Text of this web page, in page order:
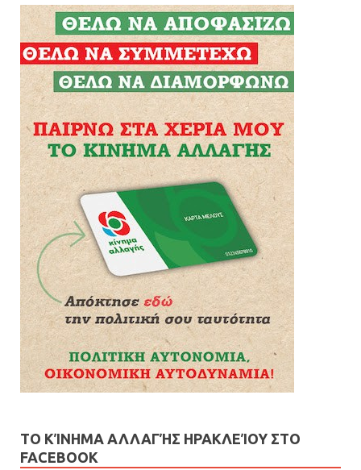
ΤΟ ΚΊΝΗΜΑ ΑΛΛΑΓΉΣ ΗΡΑΚΛΕΊΟΥ ΣΤΟ
FACEBOOK